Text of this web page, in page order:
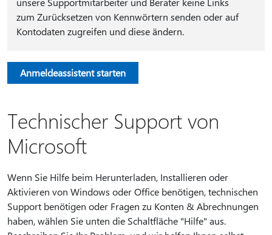
zum Zurücksetzen von Kennwörtern senden oder auf
Kontodaten zugreifen und diese ändern.
Anmeldeassistent starten
Technischer Support von
Microsoft
Wenn Sie Hilfe beim Herunterladen, Installieren oder
Aktivieren von Windows oder Office benötigen, technischen
Support benötigen oder Fragen zu Konten & Abrechnungen
haben, wählen Sie unten die Schaltfläche "Hilfe" aus.